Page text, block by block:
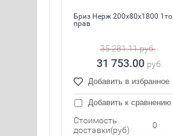
Бриз Нерж 200x80x1800 1то
прав
35 281.11руб.
31 753.00 руб.
Добавить в избранное
Добавить к сравнению
Стоимость
доставки(руб)
0